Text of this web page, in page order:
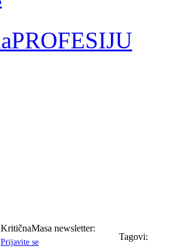
KritičnaMasa newsletter:
Prijavite se
Tagovi: